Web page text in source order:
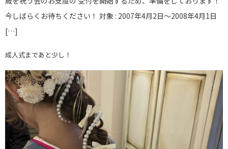
今しばらくお待ちください！ 対象 : 2007年4月2日～2008年4月1日
[…]
成人式まであと少し！